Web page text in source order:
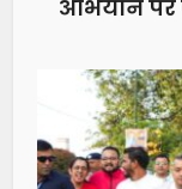
अभियान पर